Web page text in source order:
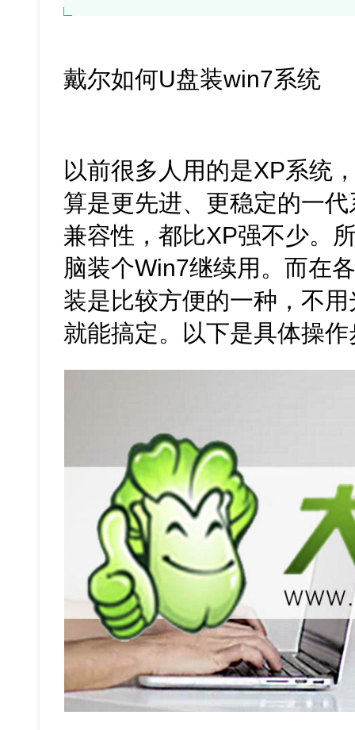
戴尔如何U盘装win7系统
以前很多人用的是XP系统
算是更先进、更稳定的一
兼容性，都比XP强不少。
脑装个Win7继续用。而在
装是比较方便的一种，不
就能搞定。以下是具体操